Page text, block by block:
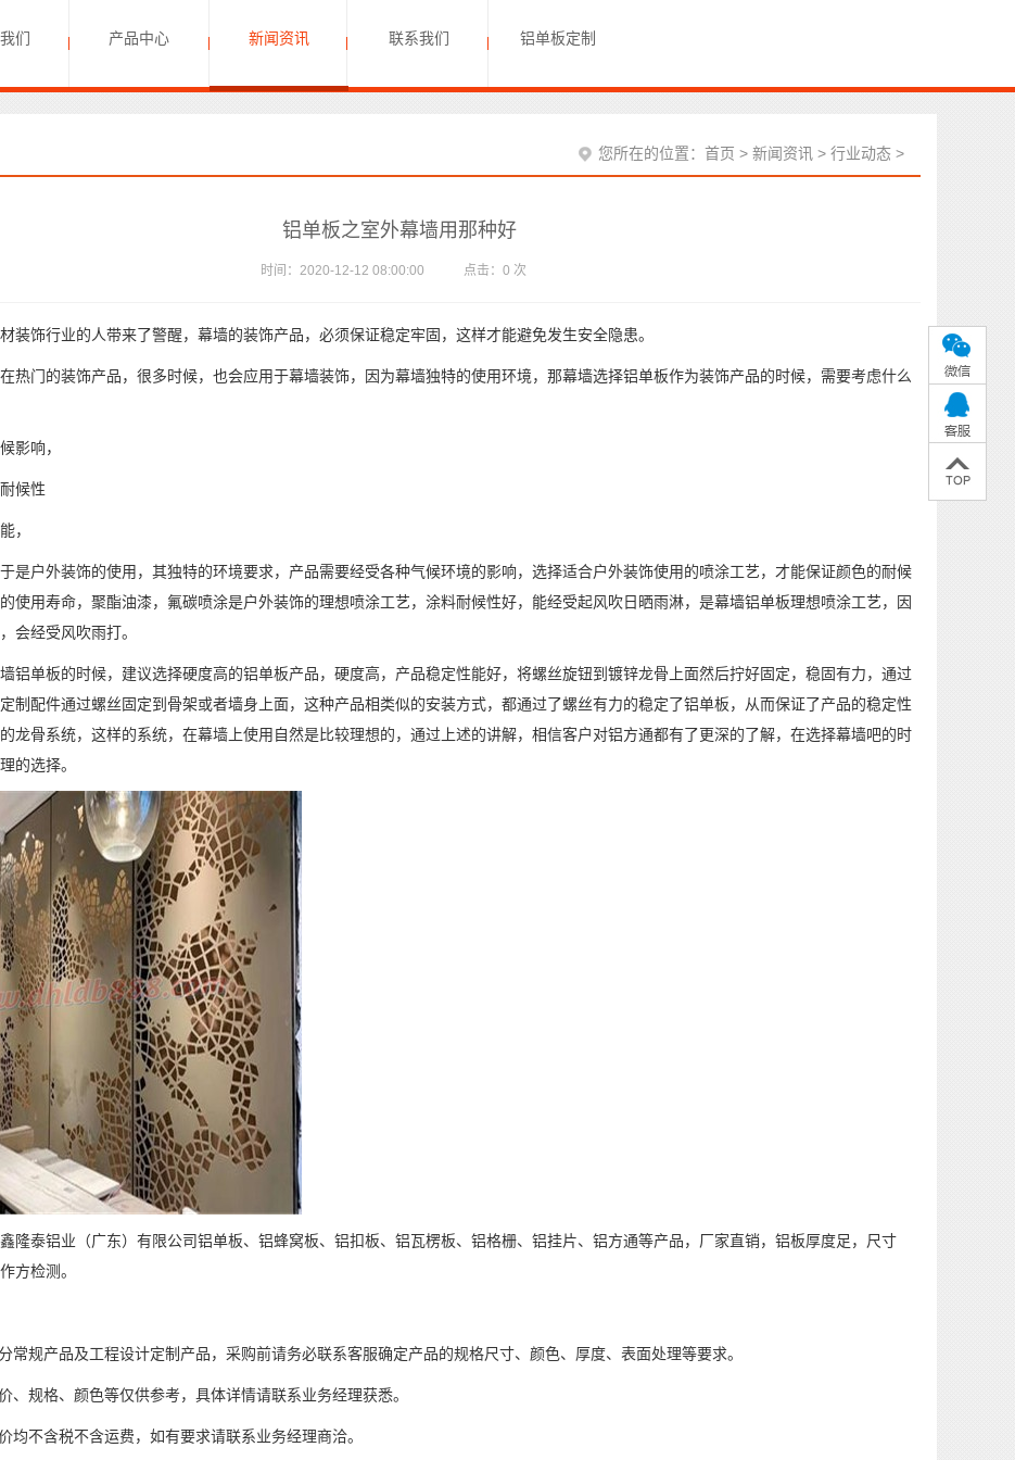
们 产品中心 新闻资讯 联系我们 铝单板定制
您所在的位置： 首页 > 新闻资讯 > 行业动态 >
铝单板之室外幕墙用那种好
时间：2020-12-12 08:00:00 点击： 0 次
饰行业的人带来了警醒，幕墙的装饰产品，必须保证稳定牢固，这样才能避免发生安全隐患。
门的装饰产品，很多时候，也会应用于幕墙装饰，因为幕墙独特的使用环境，那幕墙选择铝单板作为装饰产品的时候，需要考虑什么
响，
候性
，
户外装饰的使用，其独特的环境要求，产品需要经受各种气候环境的影响，选择适合户外装饰使用的喷涂工艺，才能保证颜色的耐候
使用寿命，聚酯油漆，氟碳喷涂是户外装饰的理想喷涂工艺，涂料耐候性好，能经受起风吹日晒雨淋，是幕墙铝单板理想喷涂工艺，因
会经受风吹雨打。
单板的时候，建议选择硬度高的铝单板产品，硬度高，产品稳定性能好，将螺丝旋钮到镀锌龙骨上面然后拧好固定，稳固有力，通过
制配件通过螺丝固定到骨架或者墙身上面，这种产品相类似的安装方式，都通过了螺丝有力的稳定了铝单板，从而保证了产品的稳定性
龙骨系统，这样的系统，在幕墙上使用自然是比较理想的，通过上述的讲解，相信客户对铝方通都有了更深的了解，在选择幕墙吧的时
的选择。
泰铝业（广东）有限公司铝单板、铝蜂窝板、铝扣板、铝瓦楞板、铝格栅、铝挂片、铝方通等产品，厂家直销，铝板厚度足，尺寸
方检测。
规产品及工程设计定制产品，采购前请务必联系客服确定产品的规格尺寸、颜色、厚度、表面处理等要求。
规格、颜色等仅供参考，具体详情请联系业务经理获悉。
不含税不含运费，如有要求请联系业务经理商洽。